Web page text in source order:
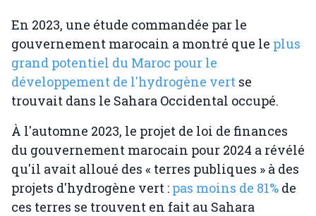
En 2023, une étude commandée par le
gouvernement marocain a montré que le plus
grand potentiel du Maroc pour le
développement de l'hydrogène vert se
trouvait dans le Sahara Occidental occupé.
À l'automne 2023, le projet de loi de finances
du gouvernement marocain pour 2024 a révélé
qu'il avait alloué des « terres publiques » à des
projets d'hydrogène vert : pas moins de 81% de
ces terres se trouvent en fait au Sahara